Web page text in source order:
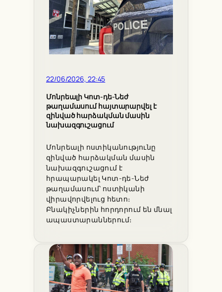
22/06/2026, 22:45
Մոնրեալի Կոտ-դե-Նեժ
թաղամասում հայտարարվել է
զինված հարձակման մասին
նախազգուշացում
Մոնրեալի ոստիկանությունը
զինված հարձակման մասին
նախազգուշացում է
հրապարակել Կոտ-դե-Նեժ
թաղամասում՝ ոստիկանի
վիրավորվելուց հետո։
Բնակիչներին հորդորում են մնալ
ապաստարաններում։